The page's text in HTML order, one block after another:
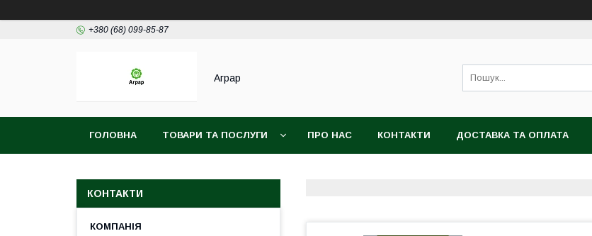
+380 (68) 099-85-87
Аграр
ГОЛОВНА ТОВАРИ ТА ПОСЛУГИ ПРО НАС КОНТАКТИ ДОСТАВКА ТА ОПЛАТА
КОНТАКТИ